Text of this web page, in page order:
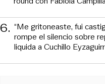
6. “Me gritoneaste, fui
rompe el silencio sobre
liquida a Cuchillo